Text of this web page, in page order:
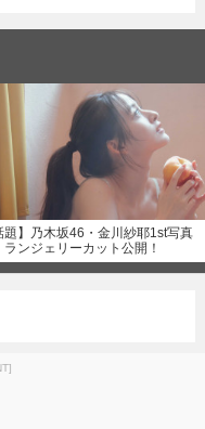
題】乃木坂46・金川紗耶1st写真
ランジェリーカット公開！